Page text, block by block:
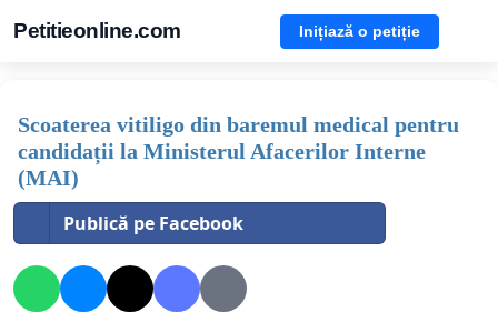
Petitieonline.com Inițiază o petiție
Scoaterea vitiligo din baremul medical pentru
candidații la Ministerul Afacerilor Interne
(MAI)
Publică pe Facebook